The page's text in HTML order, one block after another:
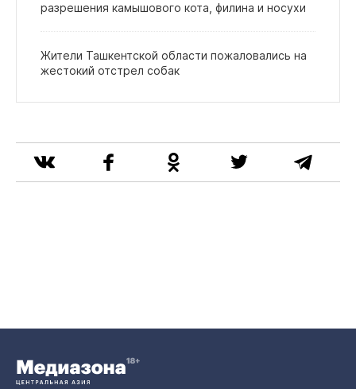
разрешения камышового кота, филина и носухи
Жители Ташкентской области пожаловались на
жестокий отстрел собак